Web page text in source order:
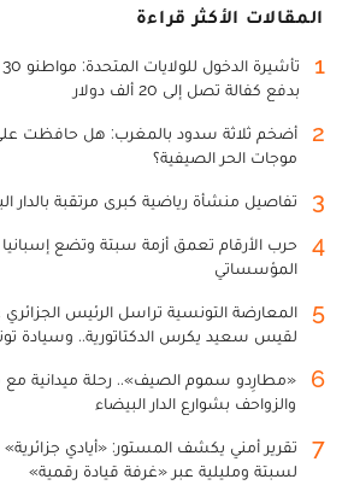
المقالات الأكثر قراءة
1
بدفع كفالة تصل إلى 20 ألف دولار
2
أضخم ثلاثة سدود بالمغرب: هل حافظت
موجات الحر الصيفية؟
3 تفاصيل منشأة رياضية كبرى مرتقبة بالدار
4
حرب الأرقام تعمق أزمة سبتة وتضع
المؤسساتي
5
المعارضة التونسية تراسل الرئيس
لقيس سعيد يكرس الدكتاتورية.. وسيادة
6
«مطارِدو سموم الصيف».. رحلة ميدانية مع
والزواحف بشوارع الدار البيضاء
7
تقرير أمني يكشف المستور: «أيادي
لسبتة ومليلية عبر «غرفة قيادة رقمية»